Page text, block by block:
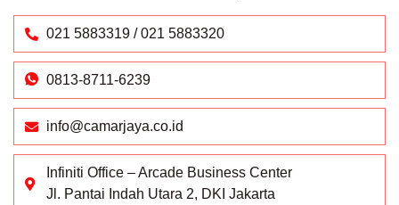
021 5883319 / 021 5883320
0813-8711-6239
info@camarjaya.co.id
Infiniti Office – Arcade Business Center
Jl. Pantai Indah Utara 2, DKI Jakarta